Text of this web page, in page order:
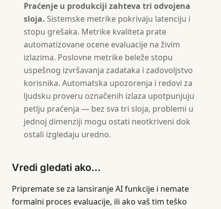
Praćenje u produkciji zahteva tri odvojena
sloja. Sistemske metrike pokrivaju latenciju i
stopu grešaka. Metrike kvaliteta prate
automatizovane ocene evaluacije na živim
izlazima. Poslovne metrike beleže stopu
uspešnog izvršavanja zadataka i zadovoljstvo
korisnika. Automatska upozorenja i redovi za
ljudsku proveru označenih izlaza upotpunjuju
petlju praćenja — bez sva tri sloja, problemi u
jednoj dimenziji mogu ostati neotkriveni dok
ostali izgledaju uredno.
Vredi gledati ako…
Pripremate se za lansiranje AI funkcije i nemate
formalni proces evaluacije, ili ako vaš tim teško